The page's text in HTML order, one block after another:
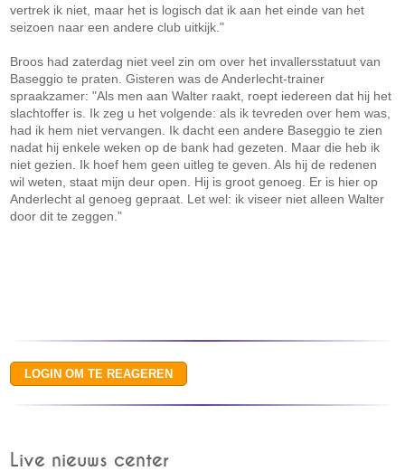
vertrek ik niet, maar het is logisch dat ik aan het einde van het
seizoen naar een andere club uitkijk."
Broos had zaterdag niet veel zin om over het invallersstatuut van
Baseggio te praten. Gisteren was de Anderlecht-trainer
spraakzamer: "Als men aan Walter raakt, roept iedereen dat hij het
slachtoffer is. Ik zeg u het volgende: als ik tevreden over hem was,
had ik hem niet vervangen. Ik dacht een andere Baseggio te zien
nadat hij enkele weken op de bank had gezeten. Maar die heb ik
niet gezien. Ik hoef hem geen uitleg te geven. Als hij de redenen
wil weten, staat mijn deur open. Hij is groot genoeg. Er is hier op
Anderlecht al genoeg gepraat. Let wel: ik viseer niet alleen Walter
door dit te zeggen."
Live nieuws center